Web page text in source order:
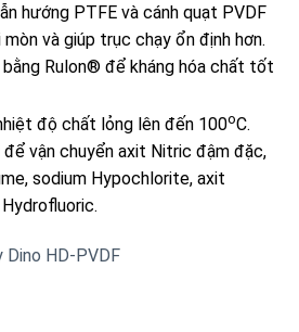
hướng PTFE và cánh quạt PVDF
và giúp trục chạy ổn định hơn.
Rulon® để kháng hóa chất tốt
độ chất lỏng lên đến 100oC.
vận chuyển axit Nitric đậm đặc,
sodium Hypochlorite, axit